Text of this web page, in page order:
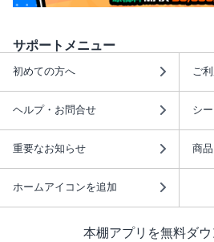
サポートメニュー
初めての方へ ご
ヘルプ・お問合せ シ
重要なお知らせ 商
ホームアイコンを追加
本棚アプリを無料ダウ